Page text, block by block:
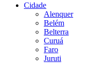
Cidade
Alenquer
Belém
Belterra
Curuá
Faro
Juruti